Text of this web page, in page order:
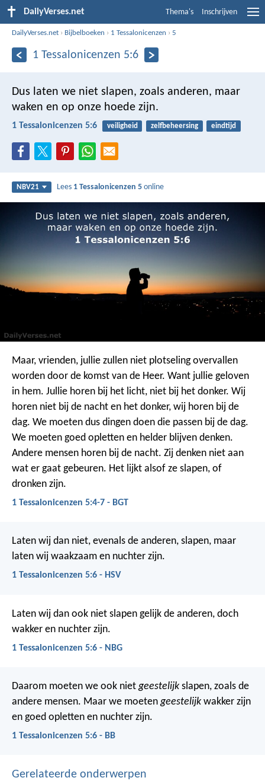
DailyVerses.net Thema's Inschrijven
DailyVerses.net › Bijbelboeken › 1 Tessalonicenzen ›5
1 Tessalonicenzen 5:6
Dus laten we niet slapen, zoals anderen, maar
waken en op onze hoede zijn.
1 Tessalonicenzen 5:6 veiligheid zelfbeheersing eindtijd
NBV21 Lees 1 Tessalonicenzen 5 online
Maar, vrienden, jullie zullen niet plotseling overvallen
worden door de komst van de Heer. Want jullie geloven
in hem. Jullie horen bij het licht, niet bij het donker. Wij
horen niet bij de nacht en het donker, wij horen bij de
dag. We moeten dus dingen doen die passen bij de dag.
We moeten goed opletten en helder blijven denken.
Andere mensen horen bij de nacht. Zij denken niet aan
wat er gaat gebeuren. Het lijkt alsof ze slapen, of
dronken zijn.
1 Tessalonicenzen 5:4-7 - BGT
Laten wij dan niet, evenals de anderen, slapen, maar
laten wij waakzaam en nuchter zijn.
1 Tessalonicenzen 5:6 - HSV
Laten wij dan ook niet slapen gelijk de anderen, doch
wakker en nuchter zijn.
1 Tessalonicenzen 5:6 - NBG
Daarom moeten we ook nietgeestelijk slapen, zoals de
andere mensen. Maar we moetengeestelijk wakker zijn
en goed opletten en nuchter zijn.
1 Tessalonicenzen 5:6 - BB
Gerelateerde onderwerpen